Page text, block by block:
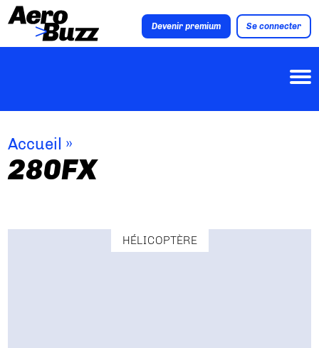
Devenir premium Se connecter
Accueil »
280FX
HÉLICOPTÈRE